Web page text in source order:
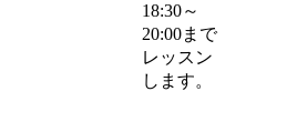
18:30～
20:00まで
レッスン
します。